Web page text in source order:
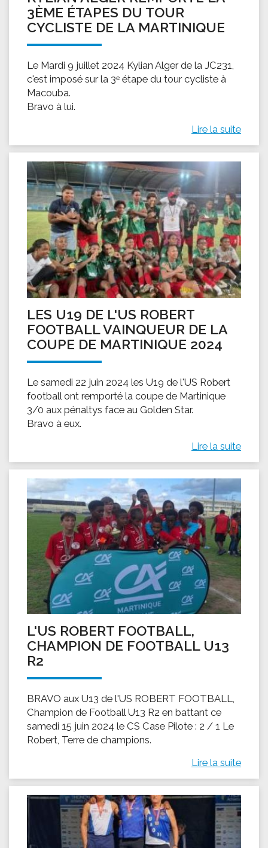
3ÈME ÉTAPES DU TOUR
CYCLISTE DE LA MARTINIQUE
Le Mardi 9 juillet 2024 Kylian Alger de la JC231,
c'est imposé sur la 3ᵉ étape du tour cycliste à
Macouba.
Bravo à lui.
Lire la suite
LES U19 DE L'US ROBERT
FOOTBALL VAINQUEUR DE LA
COUPE DE MARTINIQUE 2024
Le samedi 22 juin 2024 les U19 de l'US Robert
football ont remporté la coupe de Martinique
3/0 aux pénaltys face au Golden Star.
Bravo à eux.
Lire la suite
L'US ROBERT FOOTBALL,
CHAMPION DE FOOTBALL U13
R2
BRAVO aux U13 de l'US ROBERT FOOTBALL,
Champion de Football U13 R2 en battant ce
samedi 15 juin 2024 le CS Case Pilote : 2 / 1 Le
Robert, Terre de champions.
Lire la suite